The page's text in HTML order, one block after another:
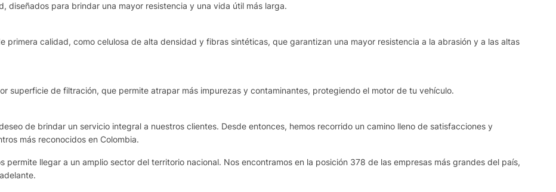
diseñados para brindar una mayor resistencia y una vida útil más larga.
primera calidad, como celulosa de alta densidad y fibras sintéticas, que garantizan una mayor resistencia a la abrasión y a las altas
superficie de filtración, que permite atrapar más impurezas y contaminantes, protegiendo el motor de tu vehículo.
de brindar un servicio integral a nuestros clientes. Desde entonces, hemos recorrido un camino lleno de satisfacciones y
más reconocidos en Colombia.
llegar a un amplio sector del territorio nacional. Nos encontramos en la posición 378 de las empresas más grandes del país,